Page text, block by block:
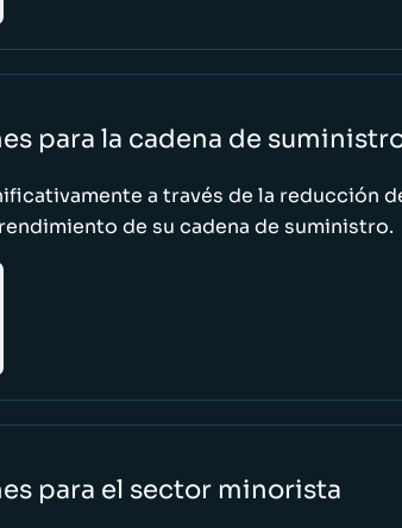
para la cadena de
a través de la reducción
de su cadena de suministro.
para el sector minorista